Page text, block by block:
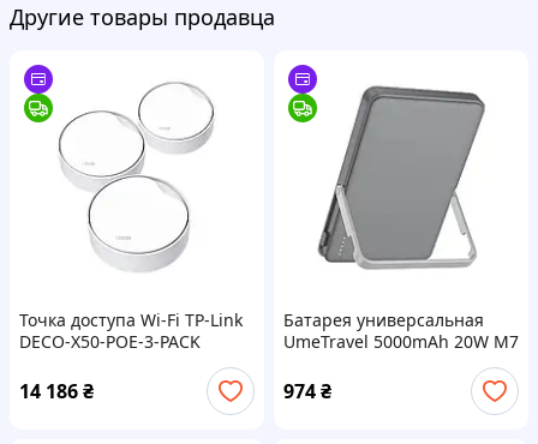
Другие товары продавца
Точка доступа Wi-Fi TP-Link
DECO-X50-POE-3-PACK
14 186₴
Батарея универсальная
UmeTravel 5000mAh 20W M7
(1175590)
974₴